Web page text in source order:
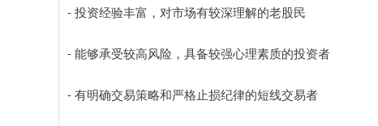
- 投资经验丰富，对市场有较深理解的老股民
- 能够承受较高风险，具备较强心理素质的投资者
- 有明确交易策略和严格止损纪律的短线交易者